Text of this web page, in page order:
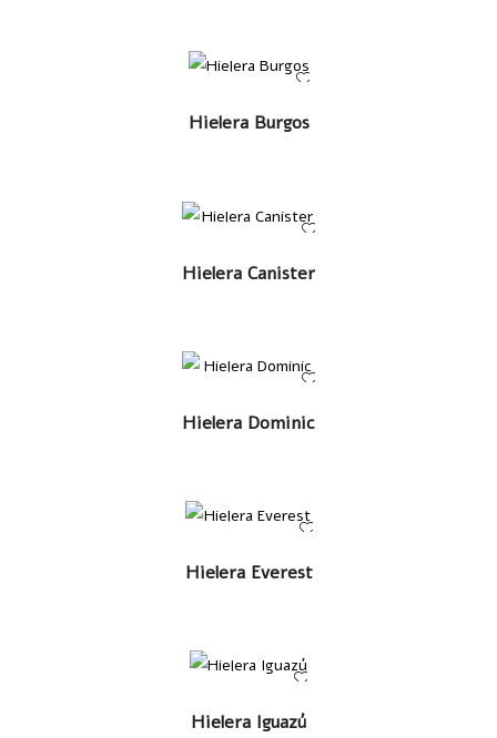
LEER MÁS
Hielera Burgos
LEER MÁS
Hielera Canister
LEER MÁS
Hielera Dominic
LEER MÁS
Hielera Everest
LEER MÁS
Hielera Iguazú